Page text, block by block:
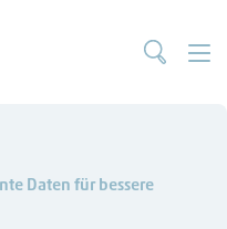
Daten für bessere